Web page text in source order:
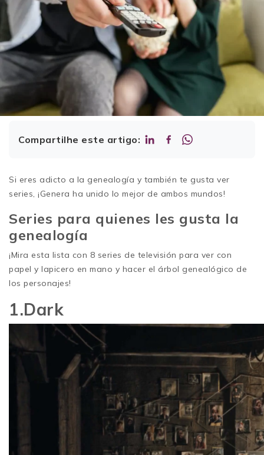
Compartilhe este artigo:
Si eres adicto a la genealogía y también te gusta ver
series, ¡Genera ha unido lo mejor de ambos mundos!
Series para quienes les gusta la
genealogía
¡Mira esta lista con 8 series de televisión para ver con
papel y lapicero en mano y hacer el árbol genealógico de
los personajes!
1.Dark